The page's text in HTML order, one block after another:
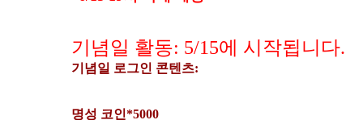
기념일 활동: 5/15에 시작됩니다.
기념일 로그인 콘텐츠:
명성 코인*5000